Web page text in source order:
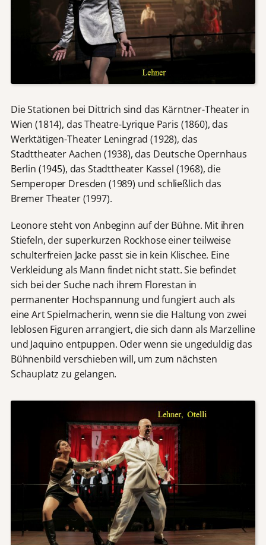
Die Stationen bei Dittrich sind das Kärntner-Theater in
Wien (1814), das Theatre-Lyrique Paris (1860), das
Werktätigen-Theater Leningrad (1928), das
Stadttheater Aachen (1938), das Deutsche Opernhaus
Berlin (1945), das Stadttheater Kassel (1968), die
Semperoper Dresden (1989) und schließlich das
Bremer Theater (1997).
Leonore steht von Anbeginn auf der Bühne. Mit ihren
Stiefeln, der superkurzen Rockhose einer teilweise
schulterfreien Jacke passt sie in kein Klischee. Eine
Verkleidung als Mann findet nicht statt. Sie befindet
sich bei der Suche nach ihrem Florestan in
permanenter Hochspannung und fungiert auch als
eine Art Spielmacherin, wenn sie die Haltung von zwei
leblosen Figuren arrangiert, die sich dann als Marzelline
und Jaquino entpuppen. Oder wenn sie ungeduldig das
Bühnenbild verschieben will, um zum nächsten
Schauplatz zu gelangen.